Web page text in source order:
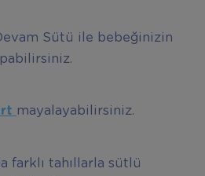
Sütü ile bebeğinizin
mayalayabilirsiniz.
farklı tahıllarla sütlü